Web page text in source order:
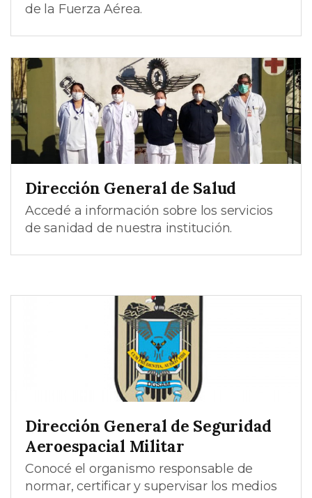
de la Fuerza Aérea.
Dirección General de Salud
Accedé a información sobre los servicios
de sanidad de nuestra institución.
Dirección General de Seguridad
Aeroespacial Militar
Conocé el organismo responsable de
normar, certificar y supervisar los medios